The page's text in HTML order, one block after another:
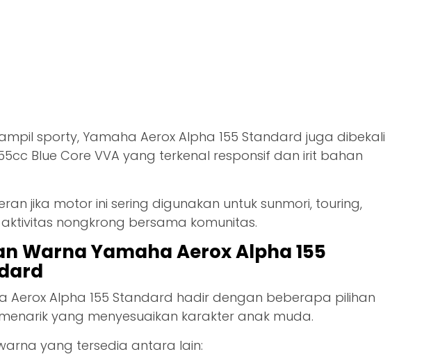
sporty, Yamaha Aerox Alpha 155 Standard juga dibekali
Blue Core VVA yang terkenal responsif dan irit bahan
jika motor ini sering digunakan untuk sunmori, touring,
nongkrong bersama komunitas.
Warna Yamaha Aerox Alpha 155
Aerox Alpha 155 Standard hadir dengan beberapa pilihan
yang menyesuaikan karakter anak muda.
yang tersedia antara lain: